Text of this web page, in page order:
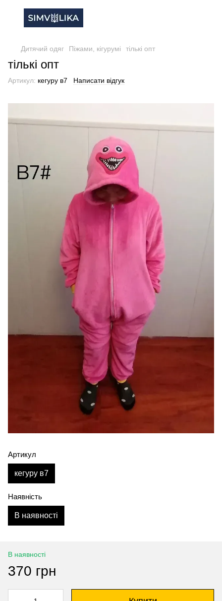
Дитячий одяг Піжами, кігурумі тількі опт
тількі опт
Артикул: кегуру в7 Написати відгук
Артикул
кегуру в7
Наявність
В наявності
В наявності
370 грн